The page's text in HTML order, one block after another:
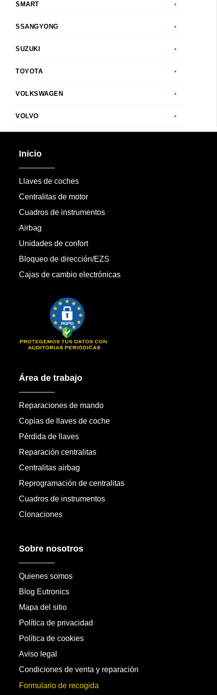
SMART
SSANGYONG
SUZUKI
TOYOTA
VOLKSWAGEN
VOLVO
Inicio
Llaves de coches
Centralitas de motor
Cuadros de instrumentos
Airbag
Unidades de confort
Bloqueo de dirección/EZS
Cajas de cambio electrónicas
Área de trabajo
Reparaciones de mando
Copias de llaves de coche
Pérdida de llaves
Reparación centralitas
Centralitas airbag
Reprogramación de centralitas
Cuadros de instrumentos
Clonaciones
Sobre nosotros
Quienes somos
Blog Eutronics
Mapa del sitio
Política de privacidad
Política de cookies
Aviso legal
Condiciones de venta y reparación
Formulario de recogida